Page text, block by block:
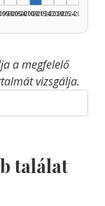
2005–2009
2010–2014
2015–2019
2020–2024
2025–2026
a megfelelő
vizsgálja.
találat